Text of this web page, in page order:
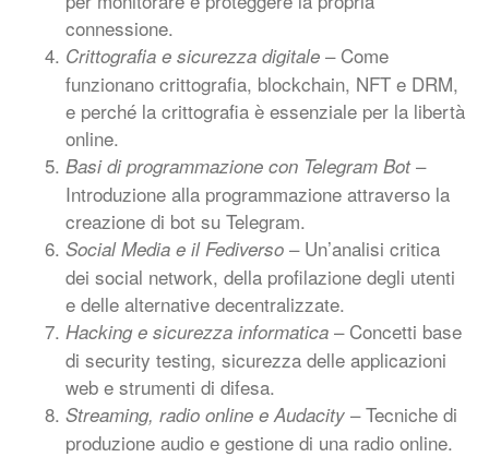
connessione.
Crittografia e sicurezza digitale – Come
funzionano crittografia, blockchain, NFT e DRM,
e perché la crittografia è essenziale per la libertà
online.
Basi di programmazione con Telegram Bot–
Introduzione alla programmazione attraverso la
creazione di bot su Telegram.
Social Media e il Fediverso – Un’analisi critica
dei social network, della profilazione degli utenti
e delle alternative decentralizzate.
Hacking e sicurezza informatica – Concetti base
di security testing, sicurezza delle applicazioni
web e strumenti di difesa.
Streaming, radio online e Audacity – Tecniche di
produzione audio e gestione di una radio online.